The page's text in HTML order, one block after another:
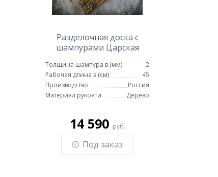
Разделочная доска с
шампурами Царская
Толщина шампура в (мм)
2
Рабочая длина в (см)
45
Производство
Россия
Материал рукояти
Дерево
14 590 руб.
Под заказ